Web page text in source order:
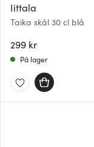
tjenestene deres.
Iittala
Taika skål 30 cl blå
299 kr
På lager